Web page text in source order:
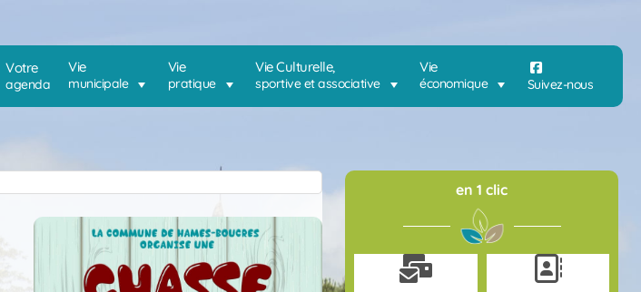
Votre
agenda
Vie
municipale
Vie
pratique
Vie Culturelle,
sportive et associative
Vie
économique Suivez-nous
en 1 clic